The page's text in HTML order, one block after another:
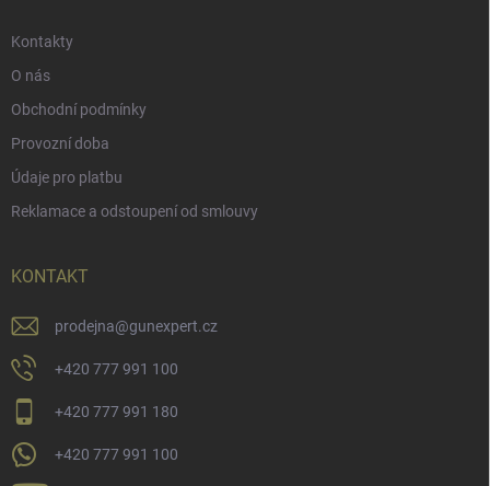
Kontakty
O nás
Obchodní podmínky
Provozní doba
Údaje pro platbu
Reklamace a odstoupení od smlouvy
KONTAKT
prodejna@gunexpert.cz
+420 777 991 100
+420 777 991 180
+420 777 991 100